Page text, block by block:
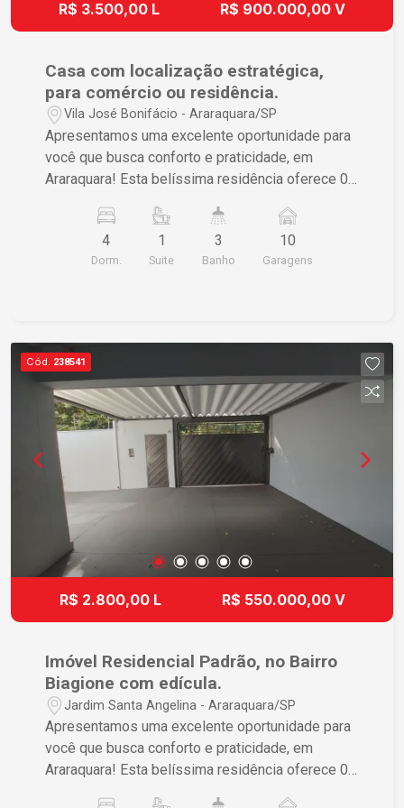
R$ 3.500,00 L R$ 900.000,00 V
Casa com localização estratégica,
para comércio ou residência.
Vila José Bonifácio - Araraquara/SP
Apresentamos uma excelente oportunidade para
você que busca conforto e praticidade, em
Araraquara! Esta belíssima residência oferece 04
banheiro social, cozinha, lavabo, lavanderia,
garagem ampla para vários carros, dispensa e
quintal grande. Localização privilegiada, próximo
encantos desse imóvel.
4
Dorm.
1
Suite
3
Banho
10
Garagens
Cód. 238541
R$ 2.800,00 L R$ 550.000,00 V
Imóvel Residencial Padrão, no Bairro
Biagione com edícula.
Jardim Santa Angelina - Araraquara/SP
Apresentamos uma excelente oportunidade para
você que busca conforto e praticidade, em
Araraquara! Esta belíssima residência oferece 03